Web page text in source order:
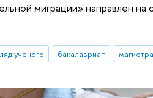
миграции» направлен
ученого бакалавриат